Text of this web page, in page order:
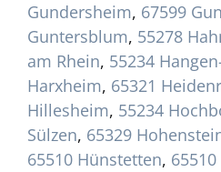
Gundersheim, 67599
Guntersblum, 55278
am Rhein, 55234
Harxheim, 65321
Hillesheim, 55234
Sülzen, 65329
65510 Hünstetten,